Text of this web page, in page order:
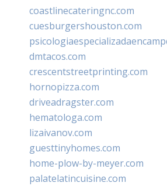
coastlinecateringnc.com
cuesburgershouston.com
dmtacos.com
crescentstreetprinting.com
hornopizza.com
driveadragster.com
hematologa.com
lizaivanov.com
guesttinyhomes.com
home-plow-by-meyer.com
palatelatincuisine.com